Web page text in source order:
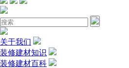
关于我们
装修建材知识
装修建材百科